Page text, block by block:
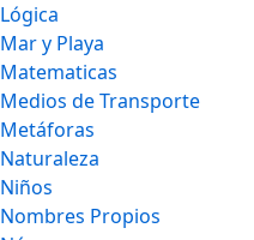
Lógica
Mar y Playa
Matematicas
Medios de Transporte
Metáforas
Naturaleza
Niños
Nombres Propios